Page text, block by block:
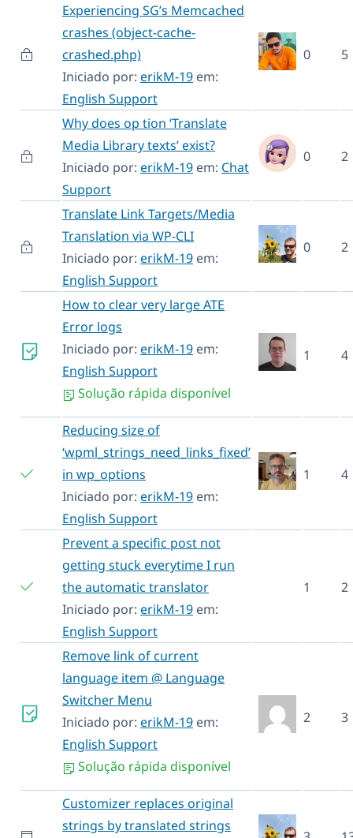
Experiencing SG’s Memcached
crashes (object-cache-
crashed.php)
Iniciado por: erikM-19 em:
English Support
0 5
Why does op tion ‘Translate
Media Library texts’ exist?
Iniciado por: erikM-19 em: Chat
Support
0 2
Translate Link Targets/Media
Translation via WP-CLI
Iniciado por: erikM-19 em:
English Support
0 2
How to clear very large ATE
Error logs
Iniciado por: erikM-19 em:
English Support
Solução rápida disponível
1 4
Reducing size of
‘wpml_strings_need_links_fixed’
in wp_options
Iniciado por: erikM-19 em:
English Support
1 4
Prevent a specific post not
getting stuck everytime I run
the automatic translator
Iniciado por: erikM-19 em:
English Support
1 2
Remove link of current
language item @ Language
Switcher Menu
Iniciado por: erikM-19 em:
English Support
Solução rápida disponível
2 3
Customizer replaces original
strings by translated strings